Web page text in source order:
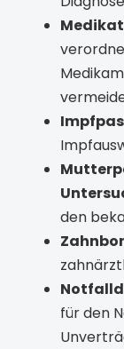
den
für den